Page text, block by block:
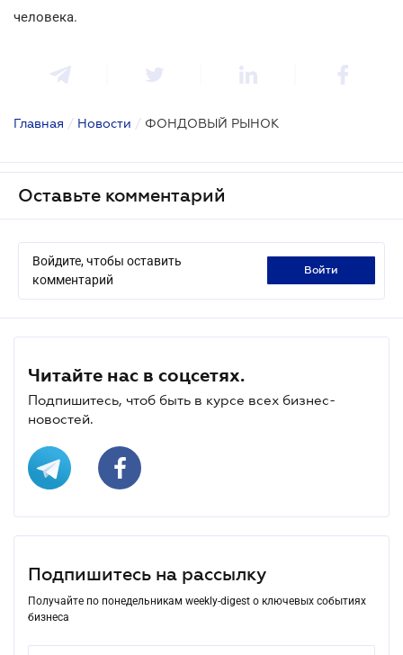
человека.
Главная / Новости / ФОНДОВЫЙ РЫНОК
Оставьте комментарий
Войдите, чтобы оставить
комментарий
войти
Читайте нас в соцсетях.
Подпишитесь, чтоб быть в курсе всех бизнес-
новостей.
Подпишитесь на рассылку
Получайте по понедельникам weekly-digest о ключевых событиях
бизнеса